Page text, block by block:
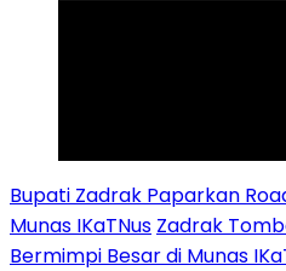
Bupati Zadrak Paparkan
Munas IKaTNus Zadrak
Bermimpi Besar di Munas